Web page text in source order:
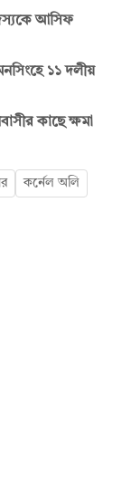
আসিফ
১১ দলীয়
কাছে ক্ষমা
কর্নেল অলি